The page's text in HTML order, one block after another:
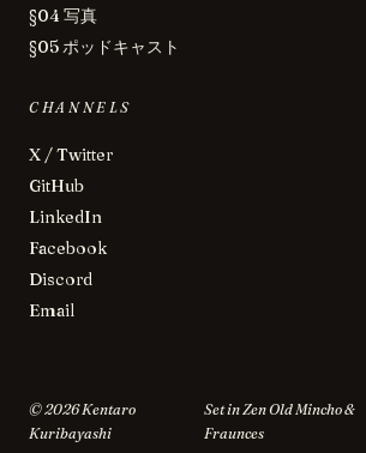
§04 写真
§05 ポッドキャスト
CHANNELS
X / Twitter
GitHub
LinkedIn
Facebook
Discord
Email
©2026Kentaro
Kuribayashi
Set in Zen Old Mincho &
Fraunces